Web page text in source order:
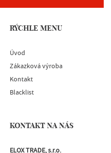
RÝCHLE MENU
Úvod
Zákazková výroba
Kontakt
Blacklist
KONTAKT NA NÁS
ELOX TRADE, s.r.o.